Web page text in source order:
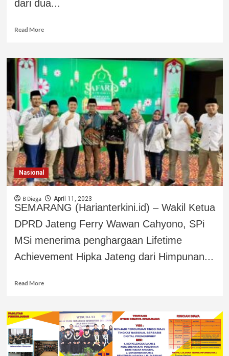
dari dua...
Read More
Nasional
B Diega April 11, 2023
SEMARANG (Harianterkini.id) – Wakil Ketua
DPRD Jateng Ferry Wawan Cahyono, SPi
MSi menerima penghargaan Lifetime
Achievement Hipka Jateng dari Himpunan...
Read More